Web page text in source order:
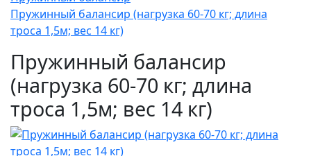
Пружинный балансир (нагрузка 60-70 кг; длина
троса 1,5м; вес 14 кг)
Пружинный балансир
(нагрузка 60-70 кг; длина
троса 1,5м; вес 14 кг)